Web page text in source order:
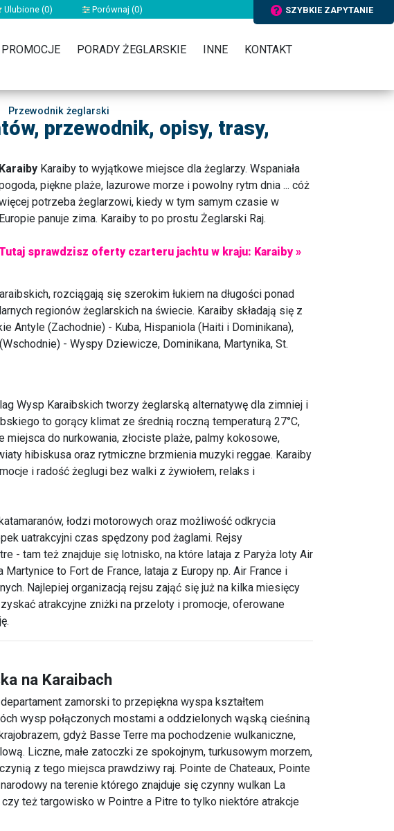
Ulubione (0) Porównaj (0) SZYBKIE ZAPYTANIE
PROMOCJE PORADY ŻEGLARSKIE INNE KONTAKT
Przewodnik żeglarski
przewodnik, opisy, trasy,
Karaiby Karaiby to wyjątkowe miejsce dla żeglarzy. Wspaniała
piękne plaże, lazurowe morze i powolny rytm dnia ... cóż
potrzeba żeglarzowi, kiedy w tym samym czasie w
Europie panuje zima. Karaiby to po prostu Żeglarski Raj.
sprawdzisz oferty czarteru jachtu w kraju: Karaiby »
rozciągają się szerokim łukiem na długości ponad
regionów żeglarskich na świecie. Karaiby składają się z
Antyle (Zachodnie) - Kuba, Hispaniola (Haiti i Dominikana),
- Wyspy Dziewicze, Dominikana, Martynika, St.
Wysp Karaibskich tworzy żeglarską alternatywę dla zimniej i
to gorący klimat ze średnią roczną temperaturą 27°C,
miejsca do nurkowania, złociste plaże, palmy kokosowe,
hibiskusa oraz rytmiczne brzmienia muzyki reggae. Karaiby
i radość żeglugi bez walki z żywiołem, relaks i
łodzi motorowych oraz możliwość odkrycia
uatrakcyjni czas spędzony pod żaglami. Rejsy
- tam też znajduje się lotnisko, na które lataja z Paryża loty Air
to Fort de France, lataja z Europy np. Air France i
Najlepiej organizacją rejsu zająć się już na kilka miesięcy
atrakcyjne zniżki na przeloty i promocje, oferowane
na Karaibach
zamorski to przepiękna wyspa kształtem
wysp połączonych mostami a oddzielonych wąską cieśniną
gdyż Basse Terre ma pochodzenie wulkaniczne,
Liczne, małe zatoczki ze spokojnym, turkusowym morzem,
z tego miejsca prawdziwy raj. Pointe de Chateaux, Pointe
na terenie którego znajduje się czynny wulkan La
też targowisko w Pointre a Pitre to tylko niektóre atrakcje